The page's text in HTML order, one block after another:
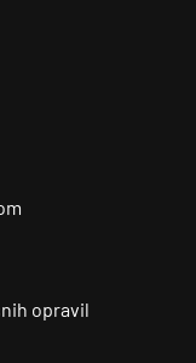
opravil